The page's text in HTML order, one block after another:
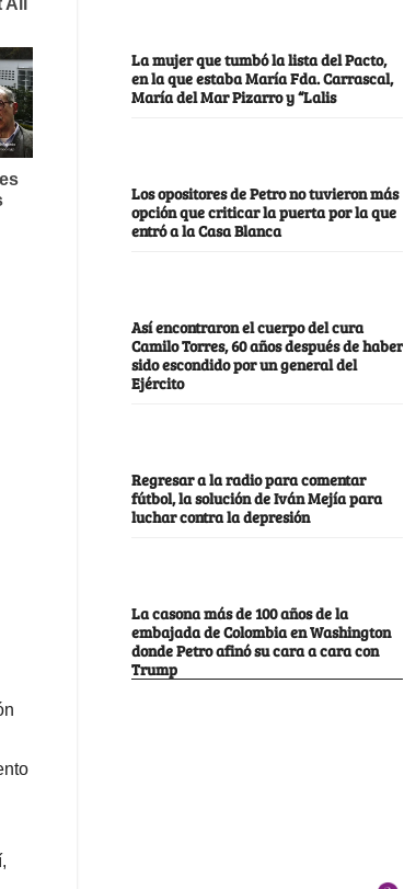
La mujer que tumbó la lista del Pacto,
en la que estaba María Fda. Carrascal,
María del Mar Pizarro y “Lalis
Los opositores de Petro no tuvieron más
opción que criticar la puerta por la que
entró a la Casa Blanca
Así encontraron el cuerpo del cura
Camilo Torres, 60 años después de haber
sido escondido por un general del
Ejército
Regresar a la radio para comentar
fútbol, la solución de Iván Mejía para
luchar contra la depresión
La casona más de 100 años de la
embajada de Colombia en Washington
donde Petro afinó su cara a cara con
Trump